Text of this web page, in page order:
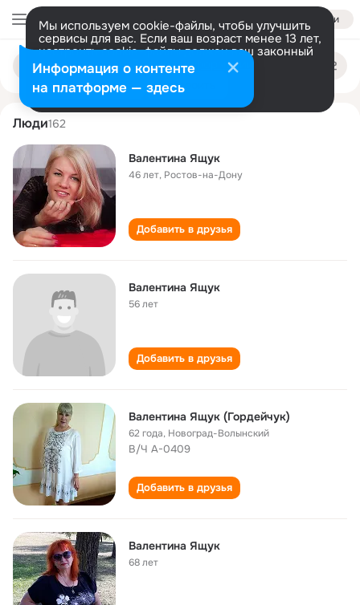
Войти
Мы используем cookie-файлы, чтобы улучшить
сервисы для вас. Если ваш возраст менее 13 лет,
настроить cookie-файлы должен ваш законный
представитель. Больше информации
Разрешить все Настроить
Поиск
людям
valentina yaschuk
Люди162
Валентина Ящук
46 лет, Ростов-на-Дону
Добавить в друзья
Валентина Ящук
56 лет
Добавить в друзья
Валентина Ящук (Гордейчук)
62 года, Новоград-Волынский
В/Ч А-0409
Добавить в друзья
Валентина Ящук
68 лет
Информация о контенте
на платформе — здесь